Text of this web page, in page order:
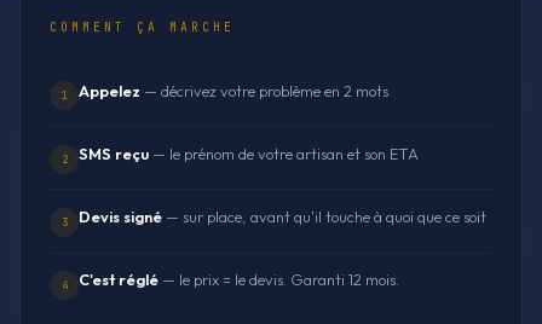
COMMENT ÇA MARCHE
1 Appelez — décrivez votre problème en 2 mots
2 SMS reçu — le prénom de votre artisan et son ETA
3 Devis signé — sur place, avant qu'il touche à quoi que ce soit
4 C'est réglé — le prix = le devis. Garanti 12 mois.